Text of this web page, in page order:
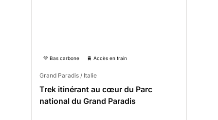
💚 Bas carbone 🚆 Accès en train
Grand Paradis / Italie
Trek itinérant au cœur du Parc
national du Grand Paradis